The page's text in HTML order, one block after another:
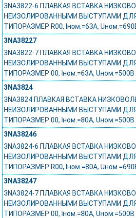
3NA3822-6 ПЛАВКАЯ ВСТАВКА
НЕИЗОЛИРОВАННЫМИ ВЫСТУПАМИ
ТИПОРАЗМЕР R00, Iном.=63A,
3NA38227
3NA3822-7 ПЛАВКАЯ ВСТАВКА
НЕИЗОЛИРОВАННЫМИ ВЫСТУПАМИ
ТИПОРАЗМЕР 00, Iном.=63A, Uном.=500В
3NA3824
3NA3824 ПЛАВКАЯ ВСТАВКА
НЕИЗОЛИРОВАННЫМИ ВЫСТУПАМИ
ТИПОРАЗМЕР 00, Iном.=80A, Uном.=500В
3NA38246
3NA3824-6 ПЛАВКАЯ ВСТАВКА
НЕИЗОЛИРОВАННЫМИ ВЫСТУПАМИ
ТИПОРАЗМЕР R00, Iном.=80A,
3NA38247
3NA3824-7 ПЛАВКАЯ ВСТАВКА
НЕИЗОЛИРОВАННЫМИ ВЫСТУПАМИ
ТИПОРАЗМЕР 00, Iном.=80A, Uном.=500В